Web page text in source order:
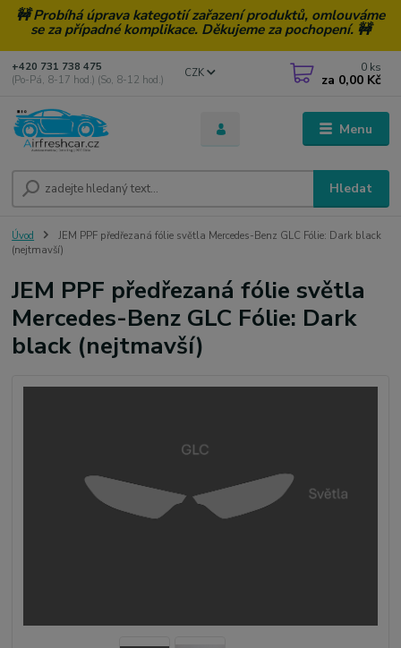
🚧 Probíhá úprava kategotií zařazení produktů, omlouváme
se za případné komplikace. Děkujeme za pochopení. 🚧
Menu
CZK
Hledat
+420 731 738 475
(Po-Pá, 8-17 hod.) (So, 8-12 hod.)
0 ks
za 0,00 Kč
Úvod
JEM PPF předřezaná fólie světla Mercedes-Benz GLC Fólie: Dark black
(nejtmavší)
JEM PPF předřezaná fólie světla
Mercedes-Benz GLC Fólie: Dark
black (nejtmavší)